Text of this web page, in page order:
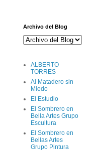
Archivo del Blog
ALBERTO
TORRES
Al Matadero sin
Miedo
El Estudio
El Sombrero en
Bella Artes Grupo
Escultura
El Sombrero en
Bellas Artes
Grupo Pintura